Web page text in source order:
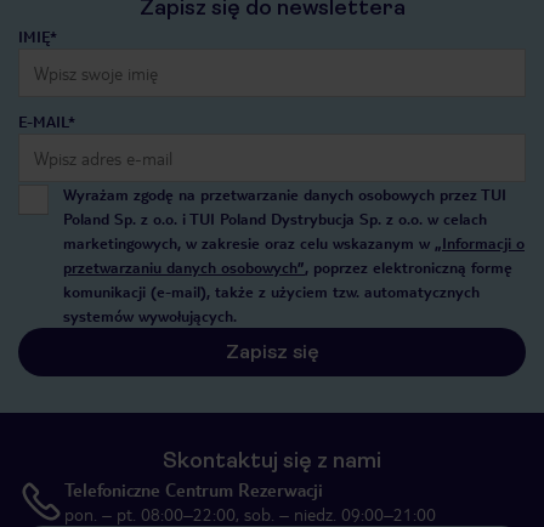
Zapisz się do newslettera
IMIĘ*
E-MAIL*
Wyrażam zgodę na przetwarzanie danych osobowych przez TUI
Poland Sp. z o.o. i TUI Poland Dystrybucja Sp. z o.o. w celach
marketingowych, w zakresie oraz celu wskazanym w „Informacji o
przetwarzaniu danych osobowych”, poprzez elektroniczną formę
komunikacji (e-mail), także z użyciem tzw. automatycznych
systemów wywołujących.
Zapisz się
Skontaktuj się z nami
Telefoniczne Centrum Rezerwacji
pon. – pt. 08:00–22:00, sob. – niedz. 09:00–21:00